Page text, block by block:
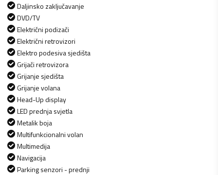
Daljinsko zaključavanje
DVD/TV
Električni podizači
Električni retrovizori
Elektro podesiva sjedišta
Grijači retrovizora
Grijanje sjedišta
Grijanje volana
Head-Up display
LED prednja svjetla
Metalik boja
Multifunkcionalni volan
Multimedija
Navigacija
Parking senzori - prednji